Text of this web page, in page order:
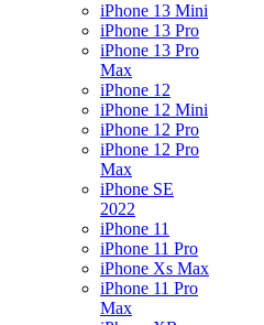
iPhone 13 Mini
iPhone 13 Pro
iPhone 13 Pro
Max
iPhone 12
iPhone 12 Mini
iPhone 12 Pro
iPhone 12 Pro
Max
iPhone SE
2022
iPhone 11
iPhone 11 Pro
iPhone Xs Max
iPhone 11 Pro
Max